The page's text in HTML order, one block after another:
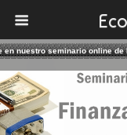
¿Qué
en nuestro seminario online de